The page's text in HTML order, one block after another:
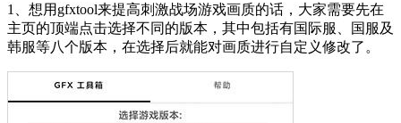
1、想用gfxtool来提高刺激战场游戏画质的话，大家需要先在
主页的顶端点击选择不同的版本，其中包括有国际服、国服及
韩服等八个版本，在选择后就能对画质进行自定义修改了。